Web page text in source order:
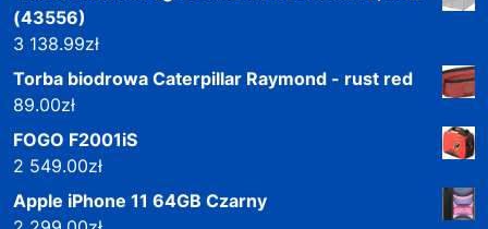
(43556)
3 138.99zł
Torba biodrowa Caterpillar Raymond - rust red
89.00zł
FOGO F2001iS
2 549.00zł
Apple iPhone 11 64GB Czarny